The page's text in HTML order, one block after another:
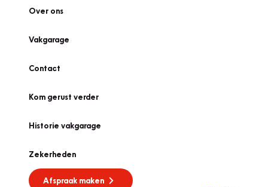
Over ons
Vakgarage
Contact
Kom gerust verder
Historie vakgarage
Zekerheden
Afspraak maken